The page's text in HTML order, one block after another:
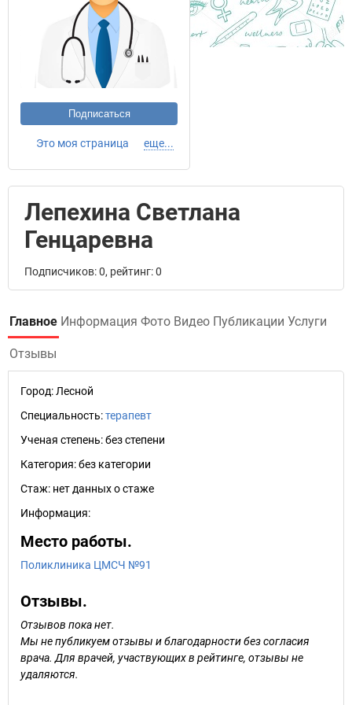
Подписаться
Это моя страница еще...
Лепехина Светлана
Генцаревна
Подписчиков: 0, рейтинг: 0
Главное Информация Фото Видео Публикации Услуги
Отзывы
Город: Лесной
Специальность:терапевт
Ученая степень:без степени
Категория:без категории
Стаж: нет данных о стаже
Информация:
Место работы.
Поликлиника ЦМСЧ №91
Отзывы.
Отзывов пока нет.
Мы не публикуем отзывы и благодарности без согласия
врача. Для врачей, участвующих в рейтинге, отзывы не
удаляются.